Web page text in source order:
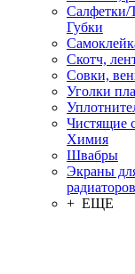
Салфетки/
Губки
Скотч,
Совки,
Уголки
Чистящие
Химия
Швабры
Экраны
радиаторов
+ ЕЩЕ